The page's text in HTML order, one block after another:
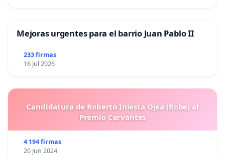
Mejoras urgentes para el barrio Juan Pablo II
233 firmas
16 Jul 2026
Candidatura de Roberto Iniesta Ojea (Robe) al
Premio Cervantes
4 194 firmas
20 Jun 2024